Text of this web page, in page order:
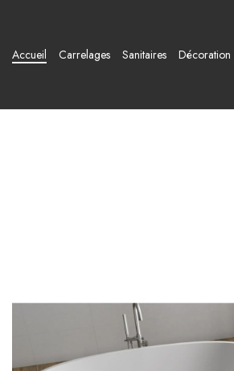
Accueil Carrelages Sanitaires Décoration